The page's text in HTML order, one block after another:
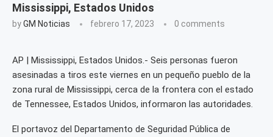
Mississippi, Estados Unidos
byGM Noticias febrero 17, 2023 0 comments
AP | Mississippi, Estados Unidos.- Seis personas fueron
asesinadas a tiros este viernes en un pequeño pueblo de la
zona rural de Mississippi, cerca de la frontera con el estado
de Tennessee, Estados Unidos, informaron las autoridades.
El portavoz del Departamento de Seguridad Pública de